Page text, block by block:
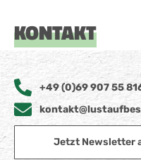
KONTAKT
+49 (0)69 907 55
Jetzt Newsletter